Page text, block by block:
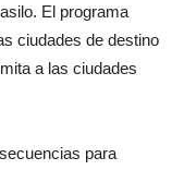
El programa
ciudades de destino
a las ciudades
para